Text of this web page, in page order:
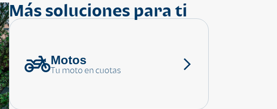
Más soluciones para ti
Motos
Tu moto en cuotas